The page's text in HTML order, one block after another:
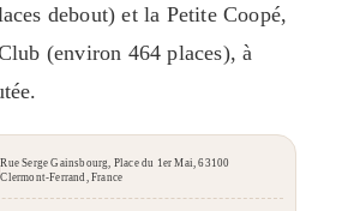
debout) et la Petite Coopé,
(environ 464 places), à
Rue Serge Gainsbourg, Place du 1er Mai, 63100
Clermont-Ferrand, France